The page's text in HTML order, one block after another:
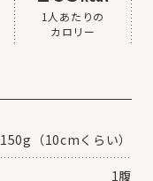
1⼈あたりの
カロリー
150g（10cmくらい）
1腹